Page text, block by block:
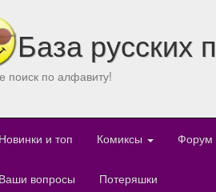
База русских
поиск по алфавиту!
Новинки и топ Комиксы Форум
Ваши вопросы Потеряшки